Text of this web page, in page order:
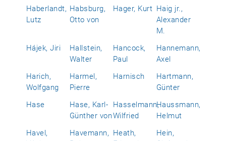
Haberlandt,
Lutz
Habsburg,
Otto von
Hager, Kurt Haig jr.,
Alexander
M.
Hájek, Jiri
Hallstein,
Walter
Hancock,
Paul
Hannemann,
Axel
Harich,
Wolfgang
Harmel,
Pierre
Harnisch
Hartmann,
Günter
Hase
Hase, Karl-
Günther von
Hasselmann,
Wilfried
Haussmann,
Helmut
Havel,
Havemann, Heath,
Hein,